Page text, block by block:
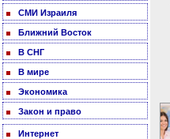
СМИ Израиля
Ближний Восток
В СНГ
В мире
Экономика
Закон и право
Интернет